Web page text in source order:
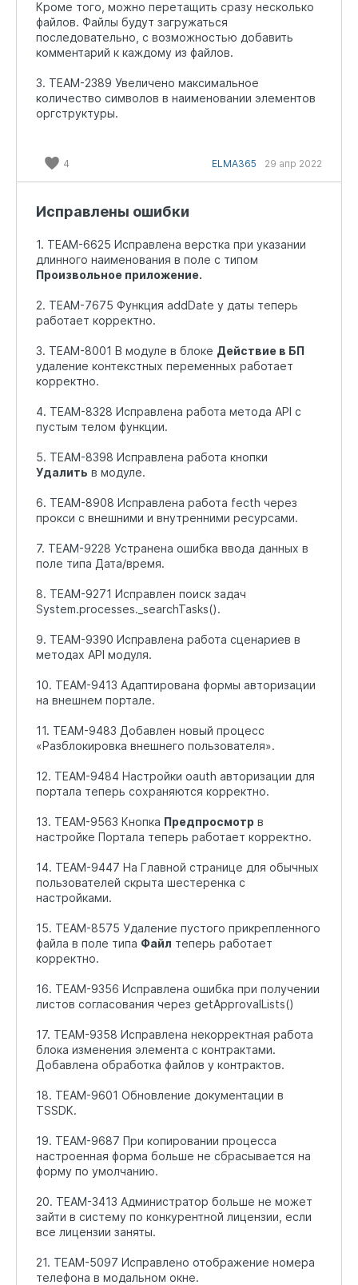
Кроме того, можно перетащить сразу несколько
файлов. Файлы будут загружаться
последовательно, с возможностью добавить
комментарий к каждому из файлов.
3. TEAM-2389 Увеличено максимальное
количество символов в наименовании элементов
оргструктуры.
4 ELMA365 29 апр 2022
Исправлены ошибки
1. TEAM-6625 Исправлена верстка при указании
длинного наименования в поле с типом
Произвольное приложение.
2. TEAM-7675 Функция addDate у даты теперь
работает корректно.
3. TEAM-8001 В модуле в блоке Действие в БП
удаление контекстных переменных работает
корректно.
4. TEAM-8328 Исправлена работа метода API с
пустым телом функции.
5. TEAM-8398 Исправлена работа кнопки
Удалить в модуле.
6. TEAM-8908 Исправлена работа fecth через
прокси с внешними и внутренними ресурсами.
7. TEAM-9228 Устранена ошибка ввода данных в
поле типа Дата/время.
8. TEAM-9271 Исправлен поиск задач
System.processes._searchTasks().
9. TEAM-9390 Исправлена работа сценариев в
методах API модуля.
10. TEAM-9413 Адаптирована формы авторизации
на внешнем портале.
11. TEAM-9483 Добавлен новый процесс
«Разблокировка внешнего пользователя».
12. TEAM-9484 Настройки oauth авторизации для
портала теперь сохраняются корректно.
13. TEAM-9563 Кнопка Предпросмотр в
настройке Портала теперь работает корректно.
14. TEAM-9447 На Главной странице для обычных
пользователей скрыта шестеренка с
настройками.
15. TEAM-8575 Удаление пустого прикрепленного
файла в поле типа Файл теперь работает
корректно.
16. TEAM-9356 Исправлена ошибка при получении
листов согласования через getApprovalLists()
17. TEAM-9358 Исправлена некорректная работа
блока изменения элемента с контрактами.
Добавлена обработка файлов у контрактов.
18. TEAM-9601 Обновление документации в
TSSDK.
19. TEAM-9687 При копировании процесса
настроенная форма больше не сбрасывается на
форму по умолчанию.
20. TEAM-3413 Администратор больше не может
зайти в систему по конкурентной лицензии, если
все лицензии заняты.
21. TEAM-5097 Исправлено отображение номера
телефона в модальном окне.